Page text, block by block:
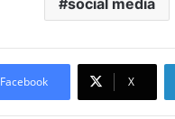
Facebook X